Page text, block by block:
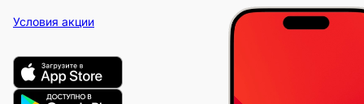
Условия акции